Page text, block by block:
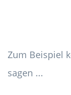
Zum Beispiel
sagen ...